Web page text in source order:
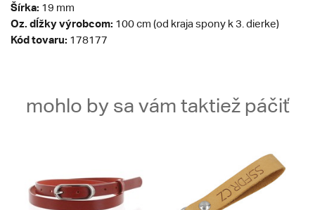
Šírka: 19 mm
Oz. dĺžky výrobcom: 100 cm (od kraja spony k 3. dierke)
Kód tovaru: 178177
mohlo by sa vám taktiež páčiť